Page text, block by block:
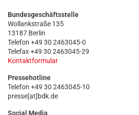
Bundesgeschäftsstelle
Wollankstraße 135
13187 Berlin
Telefon +49 30 2463045-0
Telefax +49 30 2463045-29
Kontaktformular
Pressehotline
Telefon +49 30 2463045-10
presse[at]bdk.de
Social Media